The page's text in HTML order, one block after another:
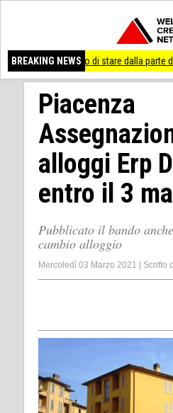
BREAKING NEWS
di stare dalla parte degli ultimi
Piacenza
alloggi Erp
entro il 3
Pubblicato il bando
cambio alloggio
Mercoledì 03 Marzo 2021 Scritto